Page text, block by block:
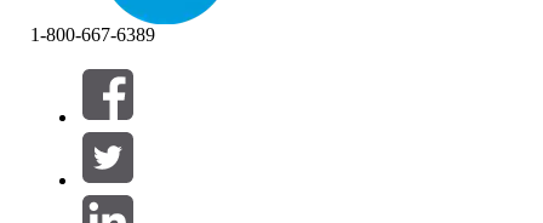
Filtros (0)
SELECCIONAR FILTROS
Área de productos
1-800-667-6389